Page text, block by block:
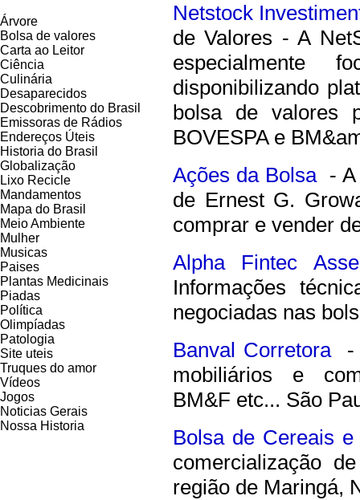
Árvore
Bolsa de valores
Carta ao Leitor
Ciência
Culinária
Desaparecidos
Descobrimento do Brasil
Emissoras de Rádios
Endereços Úteis
Historia do Brasil
Globalização
Lixo Recicle
Mandamentos
Mapa do Brasil
Meio Ambiente
Mulher
Musicas
Paises
Plantas Medicinais
Piadas
Política
Olimpíadas
Patologia
Site uteis
Truques do amor
Vídeos
Jogos
Noticias Gerais
Nossa Historia
Netstock
de Valores - A
especialmente
disponibilizando
bolsa de valores
BOVESPA e
Ações da Bolsa- A
de Ernest G.
comprar e vender
Alpha Fintec
Informações
negociadas nas
Banval Corretora-
mobiliários e
BM&F etc... São
Bolsa de Cereais
comercialização
região de Maringá,